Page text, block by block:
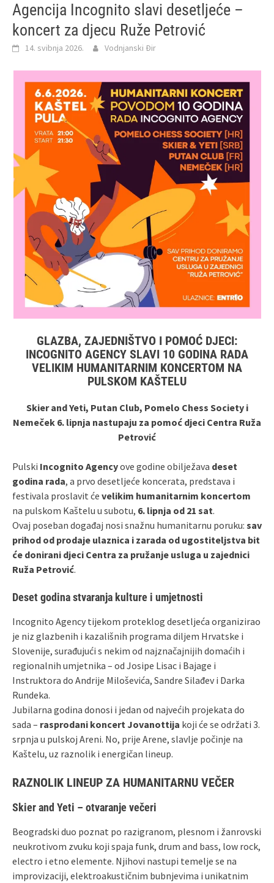
Agencija Incognito slavi desetljeće –
koncert za djecu Ruže Petrović
14. svibnja 2026. Vodnjanski Đir
GLAZBA, ZAJEDNIŠTVO I POMOĆ DJECI:
INCOGNITO AGENCY SLAVI 10 GODINA RADA
VELIKIM HUMANITARNIM KONCERTOM NA
PULSKOM KAŠTELU
Skier and Yeti, Putan Club, Pomelo Chess Society i
Nemeček 6. lipnja nastupaju za pomoć djeci Centra Ruža
Petrović
Pulski Incognito Agencyove godine obilježava deset
godina rada, a prvo desetljeće koncerata, predstava i
festivala proslavit će velikim humanitarnim koncertom
na pulskom Kaštelu u subotu, 6. lipnja od 21 sat.
Ovaj poseban događaj nosi snažnu humanitarnu poruku: sav
prihod od prodaje ulaznica i zarada od ugostiteljstva bit
će donirani djeci Centra za pružanje usluga u zajednici
Ruža Petrović.
Deset godina stvaranja kulture i umjetnosti
Incognito Agency tijekom proteklog desetljeća organizirao
je niz glazbenih i kazališnih programa diljem Hrvatske i
Slovenije, surađujući s nekim od najznačajnijih domaćih i
regionalnih umjetnika – od Josipe Lisac i Bajage i
Instruktora do Andrije Miloševića, Sandre Silađev i Darka
Rundeka.
Jubilarna godina donosi i jedan od najvećih projekata do
sada – rasprodani koncert Jovanottija koji će se održati 3.
srpnja u pulskoj Areni. No, prije Arene, slavlje počinje na
Kaštelu, uz raznolik i energičan lineup.
RAZNOLIK LINEUP ZA HUMANITARNU VEČER
Skier and Yeti – otvaranje večeri
Beogradski duo poznat po razigranom, plesnom i žanrovski
neukrotivom zvuku koji spaja funk, drum and bass, low rock,
electro i etno elemente. Njihovi nastupi temelje se na
improvizaciji, elektroakustičnim bubnjevima i unikatnim